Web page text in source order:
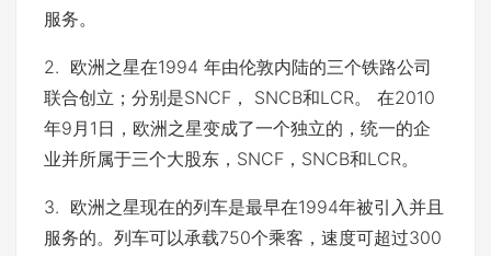
服务。
2. 欧洲之星在1994 年由伦敦内陆的三个铁路公司
联合创立；分别是SNCF， SNCB和LCR。 在2010
年9月1日，欧洲之星变成了一个独立的，统一的企
业并所属于三个大股东，SNCF，SNCB和LCR。
3. 欧洲之星现在的列车是最早在1994年被引入并且
服务的。列车可以承载750个乘客，速度可超过300